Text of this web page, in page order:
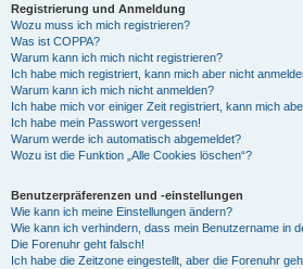
Registrierung und Anmeldung
Wozu muss ich mich registrieren?
Was ist COPPA?
Warum kann ich mich nicht registrieren?
Ich habe mich registriert, kann mich aber nicht
Warum kann ich mich nicht anmelden?
Ich habe mich vor einiger Zeit registriert, kann mich
Ich habe mein Passwort vergessen!
Warum werde ich automatisch abgemeldet?
Wozu ist die Funktion „Alle Cookies löschen“?
Benutzerpräferenzen und -einstellungen
Wie kann ich meine Einstellungen ändern?
Wie kann ich verhindern, dass mein Benutzername in
Die Forenuhr geht falsch!
Ich habe die Zeitzone eingestellt, aber die Forenuhr